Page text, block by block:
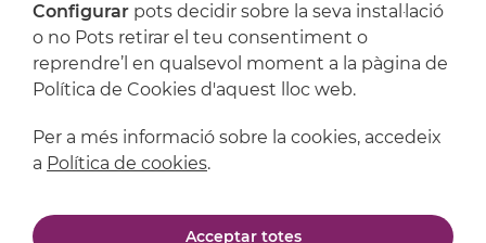
Política de privacitat
Configurar pots decidir sobre la seva instal·lació
o no Pots retirar el teu consentiment o
reprendre’l en qualsevol moment a la pàgina de
Política de Cookies d'aquest lloc web.
Per a més informació sobre la cookies, accedeix
a Política de cookies.
Acceptar totes